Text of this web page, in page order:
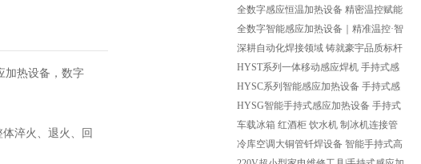
加热设备，数字
淬火、退火、回
全数字感应恒温加热设备 精密温控赋能
高端钎焊生产
全数字智能感应加热设备｜精准温控·智
能适配·高效稳定
深耕自动化焊接领域 铸就豪宇品质标杆
—中山市豪宇机电有限公司
HYST系列一体移动感应焊机 手持式感
应钎焊设备
HYSC系列智能感应加热设备 手持式感
应钎焊 淬火 退火设备
HYSG智能手持式感应加热设备 手持式
感应钎焊机
车载冰箱 红酒柜 饮水机 制冰机连接管
焊机 铜管钢管钎焊设备
冷库空调大铜管钎焊设备 智能手持式高